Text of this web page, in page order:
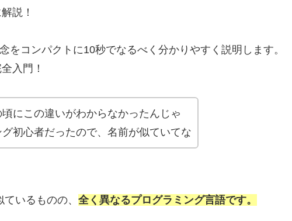
説！
をコンパクトに10秒でなるべく分かりやすく説明します。
入門！
にこの違いがわからなかったんじゃ
初心者だったので、名前が似ていてな
いるものの、 全く異なるプログラミング言語です。